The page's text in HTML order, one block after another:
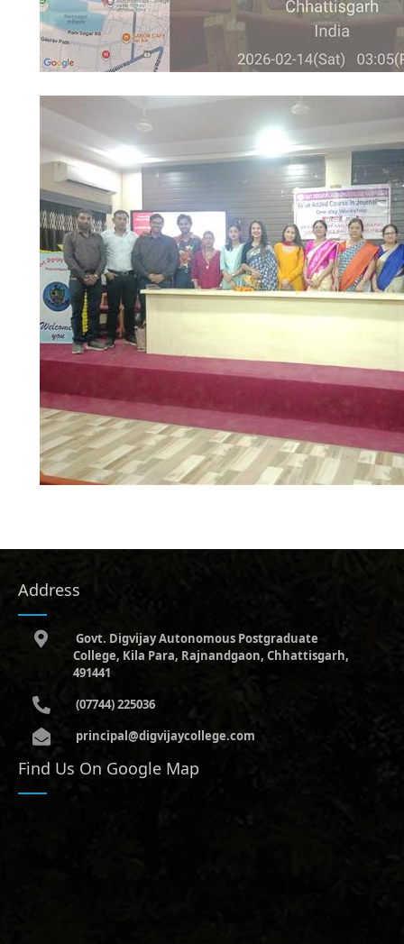
Address
Govt. Digvijay Autonomous Postgraduate
College, Kila Para, Rajnandgaon, Chhattisgarh,
491441
(07744) 225036
principal@digvijaycollege.com
Find Us On Google Map